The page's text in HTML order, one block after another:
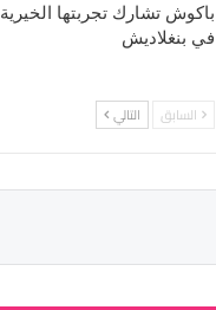
باكوش تشارك تجربتها الخيرية
في بنغلاديش
السابق التالي